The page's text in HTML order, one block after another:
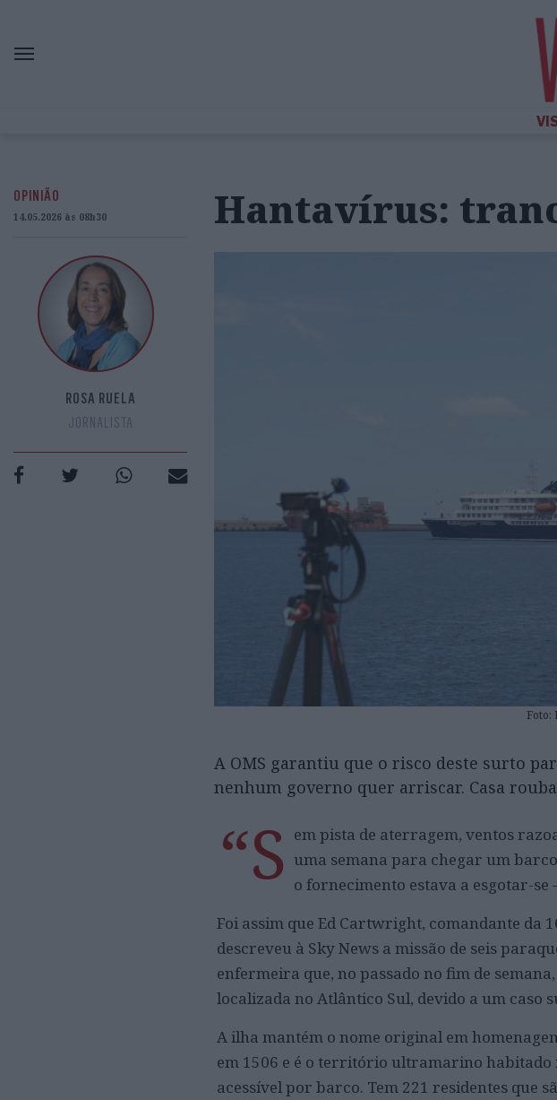
OPINIÃO
14.05.2026 às 08h30
ROSA RUELA
JORNALISTA
Hantavírus:
Foto:
A OMS garantiu que o risco deste surto
nenhum governo quer arriscar. Casa
“S em pista de aterragem, ventos
uma semana para chegar um
o fornecimento estava a esgotar-se
Foi assim que Ed Cartwright, comandante da
descreveu à Sky News a missão de seis
enfermeira que, no passado no fim de
localizada no Atlântico Sul, devido a um caso
A ilha mantém o nome original em
em 1506 e é o território ultramarino habitado
acessível por barco. Tem 221 residentes que